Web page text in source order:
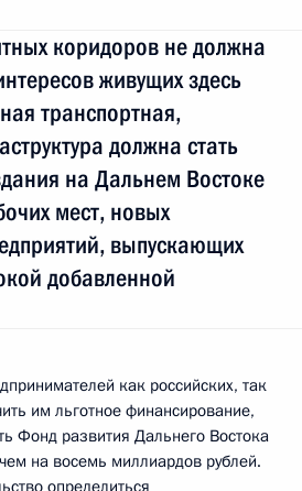
коридоров не должна
живущих здесь
транспортная,
должна стать
на Дальнем Востоке
мест, новых
выпускающих
добавленной
как российских, так
им льготное финансирование,
Фонд развития Дальнего Востока
на восемь миллиардов рублей.
определиться